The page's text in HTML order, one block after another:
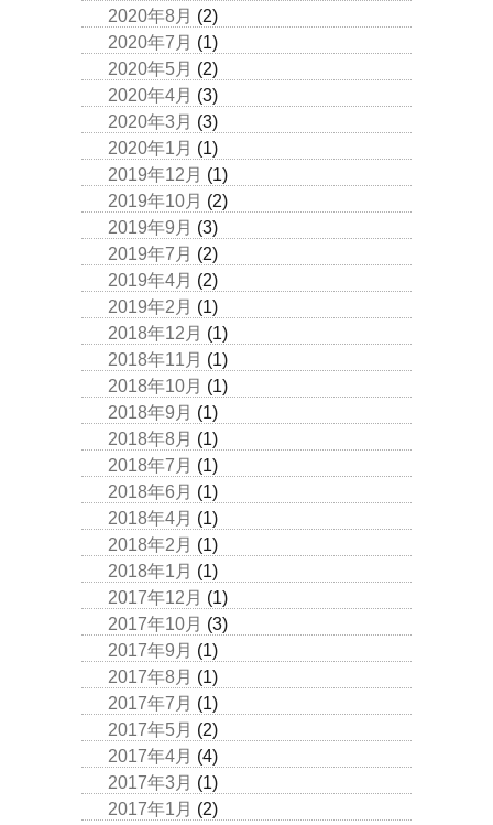
2020年8月 (2)
2020年7月 (1)
2020年5月 (2)
2020年4月 (3)
2020年3月 (3)
2020年1月 (1)
2019年12月 (1)
2019年10月 (2)
2019年9月 (3)
2019年7月 (2)
2019年4月 (2)
2019年2月 (1)
2018年12月 (1)
2018年11月 (1)
2018年10月 (1)
2018年9月 (1)
2018年8月 (1)
2018年7月 (1)
2018年6月 (1)
2018年4月 (1)
2018年2月 (1)
2018年1月 (1)
2017年12月 (1)
2017年10月 (3)
2017年9月 (1)
2017年8月 (1)
2017年7月 (1)
2017年5月 (2)
2017年4月 (4)
2017年3月 (1)
2017年1月 (2)